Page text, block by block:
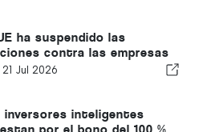
ha suspendido las
contra las empresas
y gasísticas. ¿Cómo
la minería EX DeFi?
21 Jul 2026
inversores inteligentes